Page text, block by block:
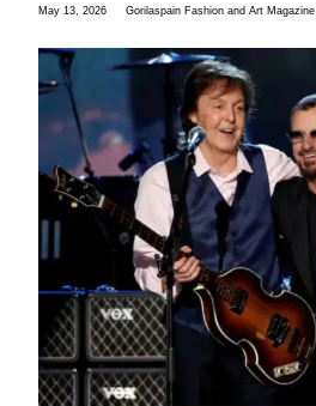
May 13, 2026 Gorilaspain Fashion and Art Magazine